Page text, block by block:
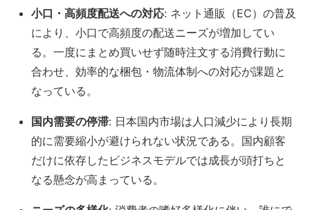
小口・高頻度配送への対応: ネット通販（EC）の普及
により、小口で高頻度の配送ニーズが増加してい
る。一度にまとめ買いせず随時注文する消費行動に
合わせ、効率的な梱包・物流体制への対応が課題と
なっている。
国内需要の停滞: 日本国内市場は人口減少により長期
的に需要縮小が避けられない状況である。国内顧客
だけに依存したビジネスモデルでは成長が頭打ちと
なる懸念が高まっている。